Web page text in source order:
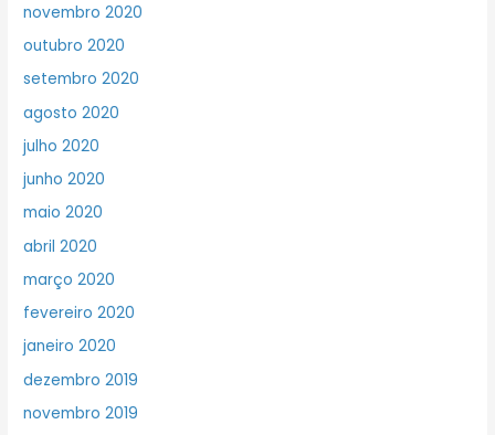
novembro 2020
outubro 2020
setembro 2020
agosto 2020
julho 2020
junho 2020
maio 2020
abril 2020
março 2020
fevereiro 2020
janeiro 2020
dezembro 2019
novembro 2019